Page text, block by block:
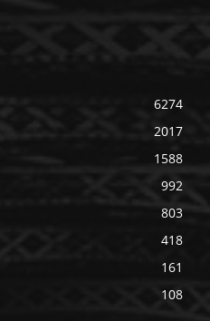
6274
2017
1588
992
803
418
161
108